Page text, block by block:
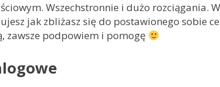
Wszechstronnie i dużo rozciągania.
jak zbliżasz się do postawionego sobie
zawsze podpowiem i pomogę